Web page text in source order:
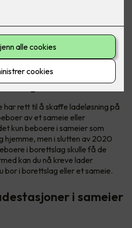
sameie? Det er godt å vite om
kun for sameie,
har rett til å skaffe ladeløsning på
av et sameie eller
kun beboere i sameier som
hjemme, men i slutten av 2020
i borettslag skulle få de
kan du nå kreve lader
bor i borettslag eller et sameie.
i sameier